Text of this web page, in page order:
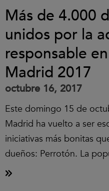
Más de 4.000
unidos por la
responsable
Madrid 2017
octubre 16, 2017
Este domingo 15 de
Madrid ha vuelto a ser
iniciativas más bonitas
dueños: Perrotón. La